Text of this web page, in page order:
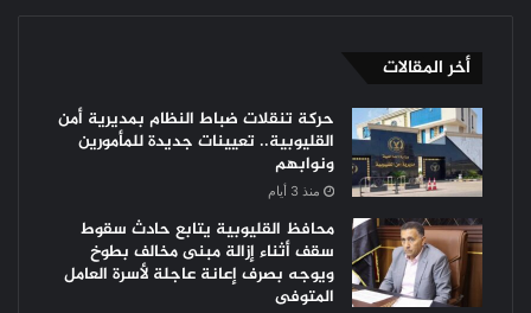
أخر المقالات
حركة تنقلات ضباط النظام بمديرية أمن
القليوبية.. تعيينات جديدة للمأمورين
ونوابهم
منذ 3 أيام
محافظ القليوبية يتابع حادث سقوط
سقف أثناء إزالة مبنى مخالف بطوخ
ويوجه بصرف إعانة عاجلة لأسرة العامل
المتوفى